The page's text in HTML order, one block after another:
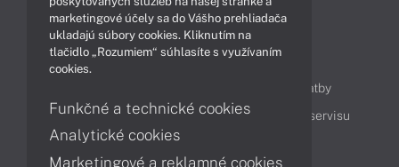
Obsah
Možnosti doručenia a platby
Podpora a servis
Servisné služby Cenník servisu
marketingové účely sa do Vášho prehliadača
ukladajú súbory cookies. Kliknutím na
tlačidlo „Rozumiem“ súhlasíte s využívaním
cookies.
Funkčné a technické cookies
Analytické cookies
Marketingové a reklamné cookies